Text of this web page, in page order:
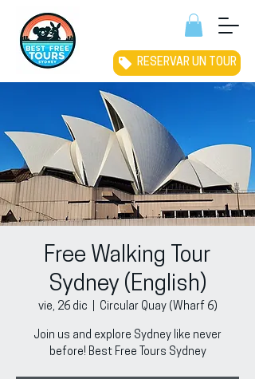
RESERVAR UN TOUR
Free Walking Tour
Sydney (English)
vie, 26 dic Circular Quay (Wharf 6)
Join us and explore Sydney like never
before! Best Free Tours Sydney